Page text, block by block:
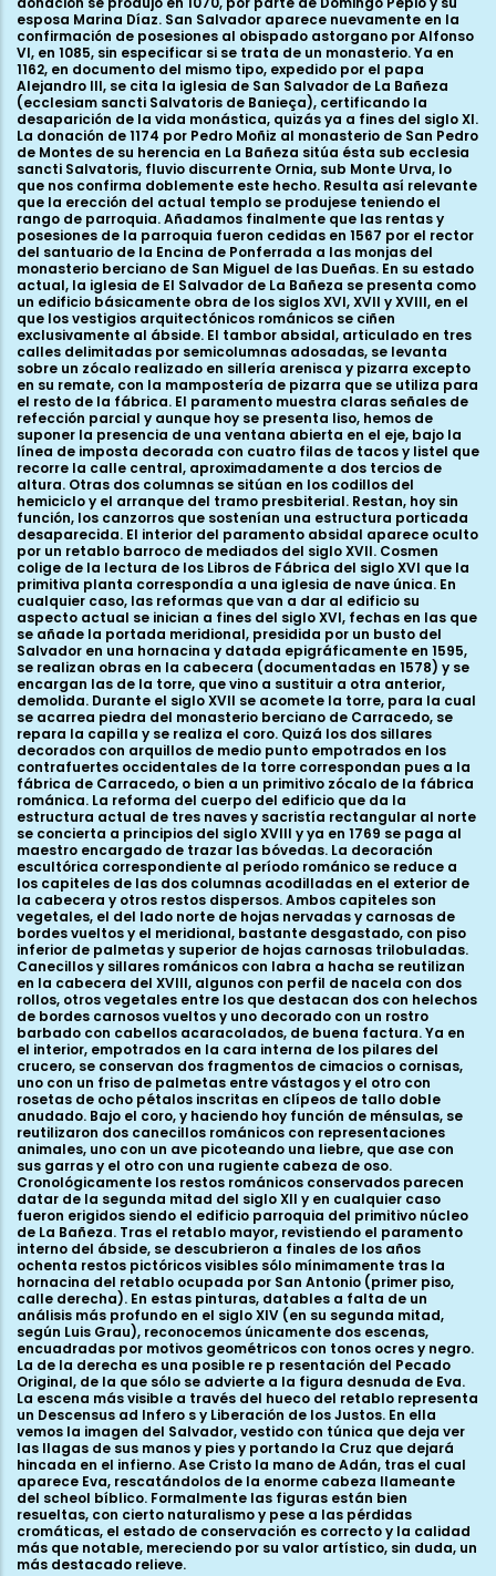
esposa Marina Díaz. San Salvador aparece nuevamente en la
confirmación de posesiones al obispado astorgano por Alfonso
VI, en 1085, sin especificar si se trata de un monasterio. Ya en
1162, en documento del mismo tipo, expedido por el papa
Alejandro III, se cita la iglesia de San Salvador de La Bañeza
(ecclesiam sancti Salvatoris de Banieça), certificando la
desaparición de la vida monástica, quizás ya a fines del siglo XI.
La donación de 1174 por Pedro Moñiz al monasterio de San Pedro
de Montes de su herencia en La Bañeza sitúa ésta sub ecclesia
sancti Salvatoris, fluvio discurrente Ornia, sub Monte Urva, lo
que nos confirma doblemente este hecho. Resulta así relevante
que la erección del actual templo se produjese teniendo el
rango de parroquia. Añadamos finalmente que las rentas y
posesiones de la parroquia fueron cedidas en 1567 por el rector
del santuario de la Encina de Ponferrada a las monjas del
monasterio berciano de San Miguel de las Dueñas. En su estado
actual, la iglesia de El Salvador de La Bañeza se presenta como
un edificio básicamente obra de los siglos XVI, XVII y XVIII, en el
que los vestigios arquitectónicos románicos se ciñen
exclusivamente al ábside. El tambor absidal, articulado en tres
calles delimitadas por semicolumnas adosadas, se levanta
sobre un zócalo realizado en sillería arenisca y pizarra excepto
en su remate, con la mampostería de pizarra que se utiliza para
el resto de la fábrica. El paramento muestra claras señales de
refección parcial y aunque hoy se presenta liso, hemos de
suponer la presencia de una ventana abierta en el eje, bajo la
línea de imposta decorada con cuatro filas de tacos y listel que
recorre la calle central, aproximadamente a dos tercios de
altura. Otras dos columnas se sitúan en los codillos del
hemiciclo y el arranque del tramo presbiterial. Restan, hoy sin
función, los canzorros que sostenían una estructura porticada
desaparecida. El interior del paramento absidal aparece oculto
por un retablo barroco de mediados del siglo XVII. Cosmen
colige de la lectura de los Libros de Fábrica del siglo XVI que la
primitiva planta correspondía a una iglesia de nave única. En
cualquier caso, las reformas que van a dar al edificio su
aspecto actual se inician a fines del siglo XVI, fechas en las que
se añade la portada meridional, presidida por un busto del
Salvador en una hornacina y datada epigráficamente en 1595,
se realizan obras en la cabecera (documentadas en 1578) y se
encargan las de la torre, que vino a sustituir a otra anterior,
demolida. Durante el siglo XVII se acomete la torre, para la cual
se acarrea piedra del monasterio berciano de Carracedo, se
repara la capilla y se realiza el coro. Quizá los dos sillares
decorados con arquillos de medio punto empotrados en los
contrafuertes occidentales de la torre correspondan pues a la
fábrica de Carracedo, o bien a un primitivo zócalo de la fábrica
románica. La reforma del cuerpo del edificio que da la
estructura actual de tres naves y sacristía rectangular al norte
se concierta a principios del siglo XVIII y ya en 1769 se paga al
maestro encargado de trazar las bóvedas. La decoración
escultórica correspondiente al período románico se reduce a
los capiteles de las dos columnas acodilladas en el exterior de
la cabecera y otros restos dispersos. Ambos capiteles son
vegetales, el del lado norte de hojas nervadas y carnosas de
bordes vueltos y el meridional, bastante desgastado, con piso
inferior de palmetas y superior de hojas carnosas trilobuladas.
Canecillos y sillares románicos con labra a hacha se reutilizan
en la cabecera del XVIII, algunos con perfil de nacela con dos
rollos, otros vegetales entre los que destacan dos con helechos
de bordes carnosos vueltos y uno decorado con un rostro
barbado con cabellos acaracolados, de buena factura. Ya en
el interior, empotrados en la cara interna de los pilares del
crucero, se conservan dos fragmentos de cimacios o cornisas,
uno con un friso de palmetas entre vástagos y el otro con
rosetas de ocho pétalos inscritas en clípeos de tallo doble
anudado. Bajo el coro, y haciendo hoy función de ménsulas, se
reutilizaron dos canecillos románicos con representaciones
animales, uno con un ave picoteando una liebre, que ase con
sus garras y el otro con una rugiente cabeza de oso.
Cronológicamente los restos románicos conservados parecen
datar de la segunda mitad del siglo XII y en cualquier caso
fueron erigidos siendo el edificio parroquia del primitivo núcleo
de La Bañeza. Tras el retablo mayor, revistiendo el paramento
interno del ábside, se descubrieron a finales de los años
ochenta restos pictóricos visibles sólo mínimamente tras la
hornacina del retablo ocupada por San Antonio (primer piso,
calle derecha). En estas pinturas, datables a falta de un
análisis más profundo en el siglo XIV (en su segunda mitad,
según Luis Grau), reconocemos únicamente dos escenas,
encuadradas por motivos geométricos con tonos ocres y negro.
La de la derecha es una posible re p resentación del Pecado
Original, de la que sólo se advierte a la figura desnuda de Eva.
La escena más visible a través del hueco del retablo representa
un Descensus ad Infero s y Liberación de los Justos. En ella
vemos la imagen del Salvador, vestido con túnica que deja ver
las llagas de sus manos y pies y portando la Cruz que dejará
hincada en el infierno. Ase Cristo la mano de Adán, tras el cual
aparece Eva, rescatándolos de la enorme cabeza llameante
del scheol bíblico. Formalmente las figuras están bien
resueltas, con cierto naturalismo y pese a las pérdidas
cromáticas, el estado de conservación es correcto y la calidad
más que notable, mereciendo por su valor artístico, sin duda, un
más destacado relieve.